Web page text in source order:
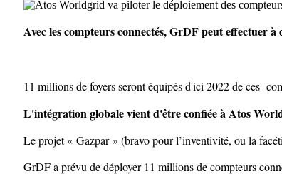
Avec les compteurs connectés, GrDF peut effectuer
11 millions de foyers seront équipés d'ici 2022 de ces
L'intégration globale vient d'être confiée à Atos
Le projet « Gazpar » (bravo pour l’inventivité, ou la
GrDF a prévu de déployer 11 millions de compteurs